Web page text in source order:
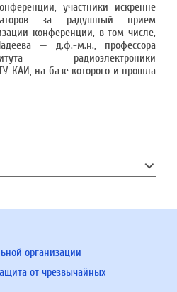
участники искренне
за радушный прием
конференции, в том числе,
— д.ф.-м.н., профессора
радиоэлектроники
КАИ, на базе которого и прошла
организации
от чрезвычайных